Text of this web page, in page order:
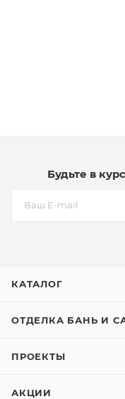
Будьте в
КАТАЛОГ
ОТДЕЛКА БАНЬ И
ПРОЕКТЫ
АКЦИИ